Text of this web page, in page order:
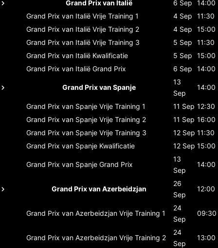
Grand Prix van Italië 6 Sep
14:00
Grand Prix van Italië Vrije Training 1 4 Sep
11:30
Grand Prix van Italië Vrije Training 2 4 Sep
15:00
Grand Prix van Italië Vrije Training 3 5 Sep
11:30
Grand Prix van Italië Kwalificatie 5 Sep
15:00
Grand Prix van Italië Grand Prix 6 Sep 14:00
Grand Prix van Spanje
13
Sep
14:00
Grand Prix van Spanje Vrije Training 1 11 Sep 12:30
Grand Prix van Spanje Vrije Training 2 11 Sep 16:00
Grand Prix van Spanje Vrije Training 3 12 Sep 11:30
Grand Prix van Spanje Kwalificatie 12 Sep 15:00
Grand Prix van Spanje Grand Prix
13
Sep
14:00
Grand Prix van Azerbeidzjan
26
Sep
12:00
Grand Prix van Azerbeidzjan Vrije Training 1
24
Sep
09:30
Grand Prix van Azerbeidzjan Vrije Training 2
24
Sep
13:00